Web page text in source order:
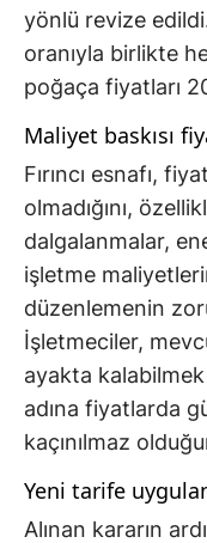
yönlü revize
oranıyla birlikte
poğaça fiyatları
Maliyet baskısı
Fırıncı esnafı,
olmadığını,
dalgalanmalar,
işletme
düzenlemenin
İşletmeciler,
ayakta
adına fiyatlarda
kaçınılmaz
Yeni tarife
Alınan kararın